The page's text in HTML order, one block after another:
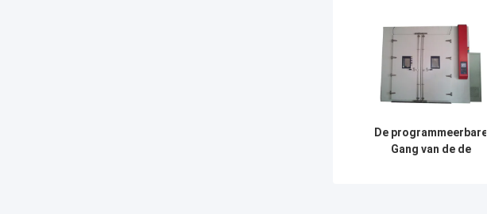
De programmeerbare
Gang van de de